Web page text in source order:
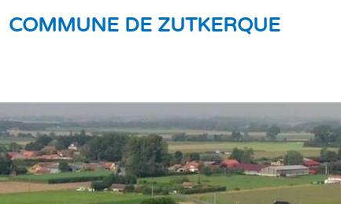
COMMUNE DE ZUTKERQUE